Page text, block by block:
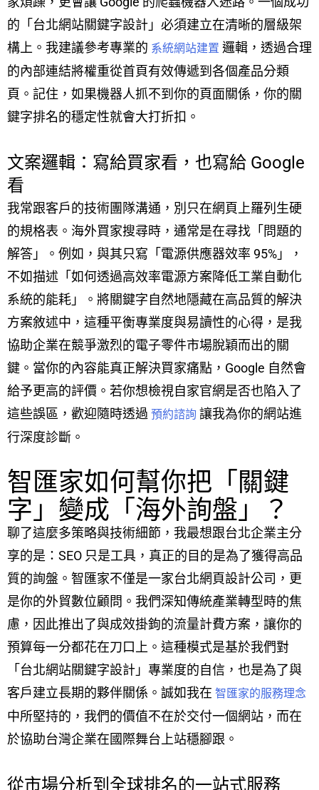
的「台北網站關鍵字設計」必須建立在清晰的層級架
構上。我建議參考專業的 系統網站建置 邏輯，透過合理
的內部連結將權重從首頁有效傳遞到各個產品分類
頁。記住，如果機器人抓不到你的頁面關係，你的關
鍵字排名的穩定性就會大打折扣。
文案邏輯：寫給買家看，也寫給 Google
看
我常跟客戶的技術團隊溝通，別只在網頁上羅列生硬
的規格表。海外買家搜尋時，通常是在尋找「問題的
解答」。例如，與其只寫「電源供應器效率 95%」，
不如描述「如何透過高效率電源方案降低工業自動化
系統的能耗」。將關鍵字自然地隱藏在高品質的解決
方案敘述中，這種平衡專業度與易讀性的心得，是我
協助企業在競爭激烈的電子零件市場脫穎而出的關
鍵。當你的內容能真正解決買家痛點，Google 自然會
給予更高的評價。若你想檢視自家官網是否也陷入了
這些誤區，歡迎隨時透過 預約諮詢 讓我為你的網站進
行深度診斷。
智匯家如何幫你把「關鍵
字」變成「海外詢盤」？
聊了這麼多策略與技術細節，我最想跟台北企業主分
享的是：SEO 只是工具，真正的目的是為了獲得高品
質的詢盤。智匯家不僅是一家台北網頁設計公司，更
是你的外貿數位顧問。我們深知傳統產業轉型時的焦
慮，因此推出了與成效掛鉤的流量計費方案，讓你的
預算每一分都花在刀口上。這種模式是基於我們對
「台北網站關鍵字設計」專業度的自信，也是為了與
客戶建立長期的夥伴關係。誠如我在 智匯家的服務理念
中所堅持的，我們的價值不在於交付一個網站，而在
於協助台灣企業在國際舞台上站穩腳跟。
從市場分析到全球排名的一站式服務